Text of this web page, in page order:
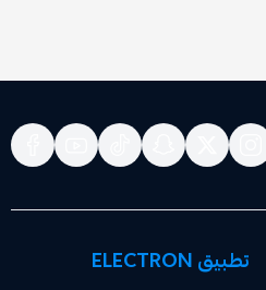
تطبيق ELECTRON